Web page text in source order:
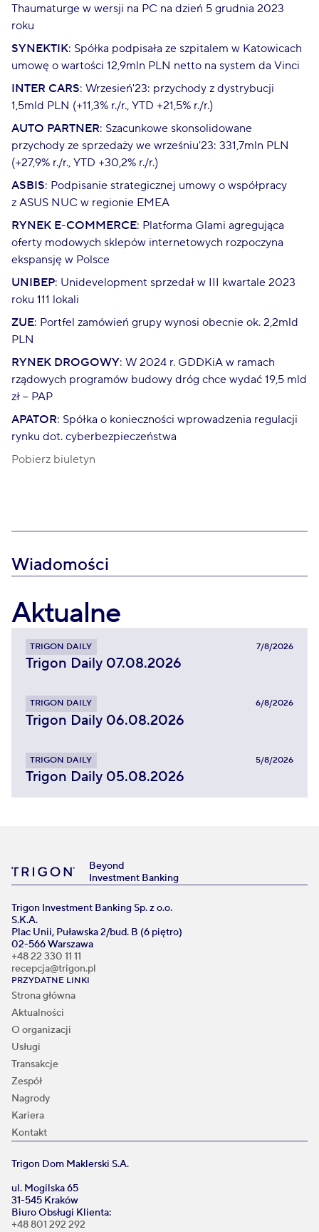
Thaumaturge w wersji na PC na dzień 5 grudnia 2023
roku
SYNEKTIK: Spółka podpisała ze szpitalem w Katowicach
umowę o wartości 12,9mln PLN netto na system da Vinci
INTER CARS: Wrzesień'23: przychody z dystrybucji
1,5mld PLN (+11,3% r./r., YTD +21,5% r./r.)
AUTO PARTNER: Szacunkowe skonsolidowane
przychody ze sprzedaży we wrześniu'23: 331,7mln PLN
(+27,9% r./r., YTD +30,2% r./r.)
ASBIS: Podpisanie strategicznej umowy o współpracy
z ASUS NUC w regionie EMEA
RYNEK E-COMMERCE: Platforma Glami agregująca
oferty modowych sklepów internetowych rozpoczyna
ekspansję w Polsce
UNIBEP: Unidevelopment sprzedał w III kwartale 2023
roku 111 lokali
ZUE: Portfel zamówień grupy wynosi obecnie ok. 2,2mld
PLN
RYNEK DROGOWY: W 2024 r. GDDKiA w ramach
rządowych programów budowy dróg chce wydać 19,5 mld
zł – PAP
APATOR: Spółka o konieczności wprowadzenia regulacji
rynku dot. cyberbezpieczeństwa
Pobierz biuletyn
Wiadomości
Aktualne
TRIGON DAILY 7/8/2026
Trigon Daily 07.08.2026
TRIGON DAILY 6/8/2026
Trigon Daily 06.08.2026
TRIGON DAILY 5/8/2026
Trigon Daily 05.08.2026
Beyond
Investment Banking
Trigon Investment Banking Sp. z o.o.
S.K.A.
Plac Unii, Puławska 2/bud. B (6 piętro)
02-566 Warszawa
+48 22 330 11 11
recepcja@trigon.pl
PRZYDATNE LINKI
Strona główna
Aktualności
O organizacji
Usługi
Transakcje
Zespół
Nagrody
Kariera
Kontakt
Trigon Dom Maklerski S.A.
ul. Mogilska 65
31-545 Kraków
Biuro Obsługi Klienta:
+48 801 292 292